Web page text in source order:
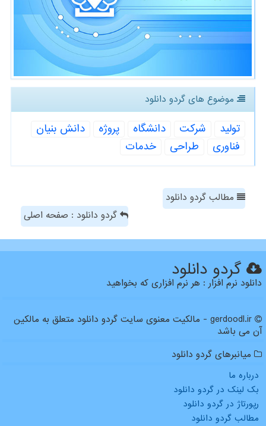
موضوع های گردو دانلود
تولید شركت دانشگاه پروژه
دانش بنیان
فناوری
طراحی خدمات
مطالب گردو دانلود
گردو دانلود : صفحه اصلی
گردو دانلود
دانلود نرم افزار : هر نرم افزاری که بخواهید
gerdoodl.ir - مالکیت معنوی سایت گردو دانلود متعلق به مالکین
آن می باشد
میانبرهای گردو دانلود
درباره ما
بک لینک در گردو دانلود
رپورتاژ در گردو دانلود
مطالب گردو دانلود